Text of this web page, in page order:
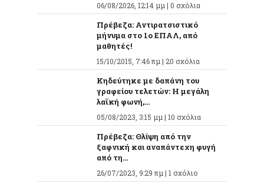
06/08/2026, 12:14 μμ | 0 σχόλια
Πρέβεζα: Αντιρατσιστικό
μήνυμα στο 1ο ΕΠΑΛ, από
μαθητές!
15/10/2015, 7:46 πμ | 20 σχόλια
Κηδεύτηκε με δαπάνη του
γραφείου τελετών: Η μεγάλη
λαϊκή φωνή,...
05/08/2023, 3:15 μμ | 10 σχόλια
Πρέβεζα: Θλίψη από την
ξαφνική και αναπάντεχη φυγή
από τη...
26/07/2023, 9:29 πμ | 1 σχόλιο